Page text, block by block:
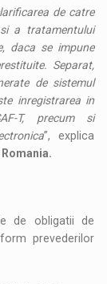
de catre
a tratamentului
daca se impune
Separat,
de sistemul
inregistrarea in
T, precum si
”, explica
de obligatii de
prevederilor